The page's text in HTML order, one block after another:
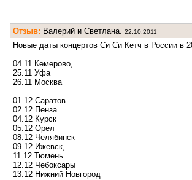
Отзыв: Валерий и Светлана. 22.10.2011
Новые даты концертов Си Си Кетч в России в
04.11 Кемерово,
25.11 Уфа
26.11 Москва
01.12 Саратов
02.12 Пенза
04.12 Курск
05.12 Орел
08.12 Челябинск
09.12 Ижевск,
11.12 Тюмень
12.12 Чебоксары
13.12 Нижний Новгород